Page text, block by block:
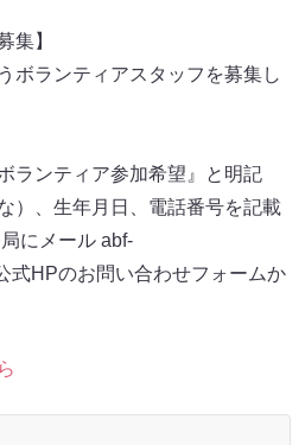
集】
ボランティアスタッフを募集し
ランティア参加希望』と明記
）、生年月日、電話番号を記載
にメール abf-
式HPのお問い合わせフォームか